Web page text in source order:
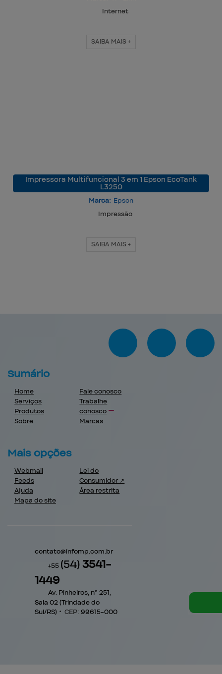
Internet
SAIBA MAIS +
Impressora Multifuncional 3 em 1 Epson EcoTank
L3250
Marca: Epson
Impressão
SAIBA MAIS +
Sumário
Home
Serviços
Produtos
Sobre
Fale conosco
Trabalhe
conosco
Marcas
Mais opções
Webmail
Feeds
Ajuda
Mapa do site
Lei do
Consumidor ↗
Área restrita
contato@infomp.com.br
+55 (54)3541-
1449
Av. Pinheiros, nº 251,
Sala 02 (Trindade do
Sul/RS) • CEP: 99615-000